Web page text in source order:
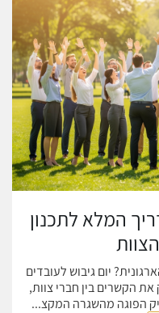
המלא לתכנון
יום גיבוש לעובדים
הקשרים בין חברי צוות,
הפוגה מהשגרה המקצ...